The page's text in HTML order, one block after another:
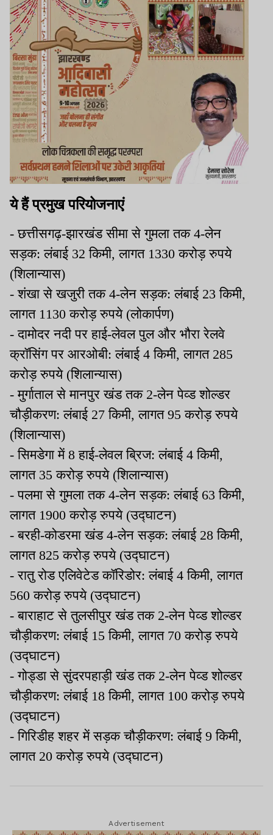
ये हैं प्रमुख परियोजनाएं
- छत्तीसगढ़-झारखंड सीमा से गुमला तक 4-लेन
सड़क: लंबाई 32 किमी, लागत 1330 करोड़ रुपये
(शिलान्यास)
- शंखा से खजुरी तक 4-लेन सड़क: लंबाई 23 किमी,
लागत 1130 करोड़ रुपये (लोकार्पण)
- दामोदर नदी पर हाई-लेवल पुल और भौरा रेलवे
क्रॉसिंग पर आरओबी: लंबाई 4 किमी, लागत 285
करोड़ रुपये (शिलान्यास)
- मुर्गाताल से मानपुर खंड तक 2-लेन पेव्ड शोल्डर
चौड़ीकरण: लंबाई 27 किमी, लागत 95 करोड़ रुपये
(शिलान्यास)
- सिमडेगा में 8 हाई-लेवल ब्रिज: लंबाई 4 किमी,
लागत 35 करोड़ रुपये (शिलान्यास)
- पलमा से गुमला तक 4-लेन सड़क: लंबाई 63 किमी,
लागत 1900 करोड़ रुपये (उद्घाटन)
- बरही-कोडरमा खंड 4-लेन सड़क: लंबाई 28 किमी,
लागत 825 करोड़ रुपये (उद्घाटन)
- रातु रोड एलिवेटेड कॉरिडोर: लंबाई 4 किमी, लागत
560 करोड़ रुपये (उद्घाटन)
- बाराहाट से तुलसीपुर खंड तक 2-लेन पेव्ड शोल्डर
चौड़ीकरण: लंबाई 15 किमी, लागत 70 करोड़ रुपये
(उद्घाटन)
- गोड्डा से सुंदरपहाड़ी खंड तक 2-लेन पेव्ड शोल्डर
चौड़ीकरण: लंबाई 18 किमी, लागत 100 करोड़ रुपये
(उद्घाटन)
- गिरिडीह शहर में सड़क चौड़ीकरण: लंबाई 9 किमी,
लागत 20 करोड़ रुपये (उद्घाटन)
Advertisement